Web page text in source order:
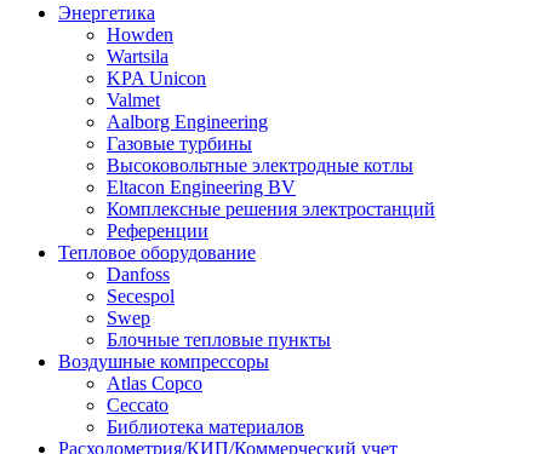
Энергетика
Howden
Wartsila
KPA Unicon
Valmet
Aalborg Engineering
Газовые турбины
Высоковольтные электродные котлы
Eltacon Engineering BV
Комплексные решения электростанций
Референции
Тепловое оборудование
Danfoss
Secespol
Swep
Блочные тепловые пункты
Воздушные компрессоры
Atlas Copco
Ceccato
Библиотека материалов
Расходометрия/КИП/Коммерческий учет